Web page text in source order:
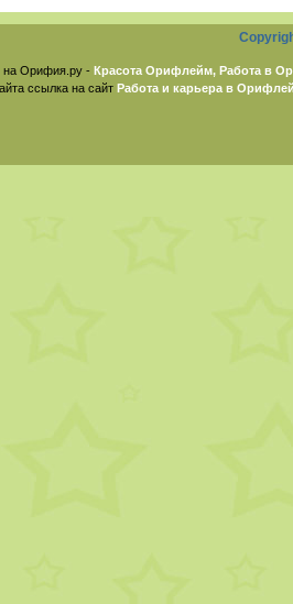
Орифия.ру - Красота Орифлейм, Работа в
ссылка на сайт Работа и карьера в